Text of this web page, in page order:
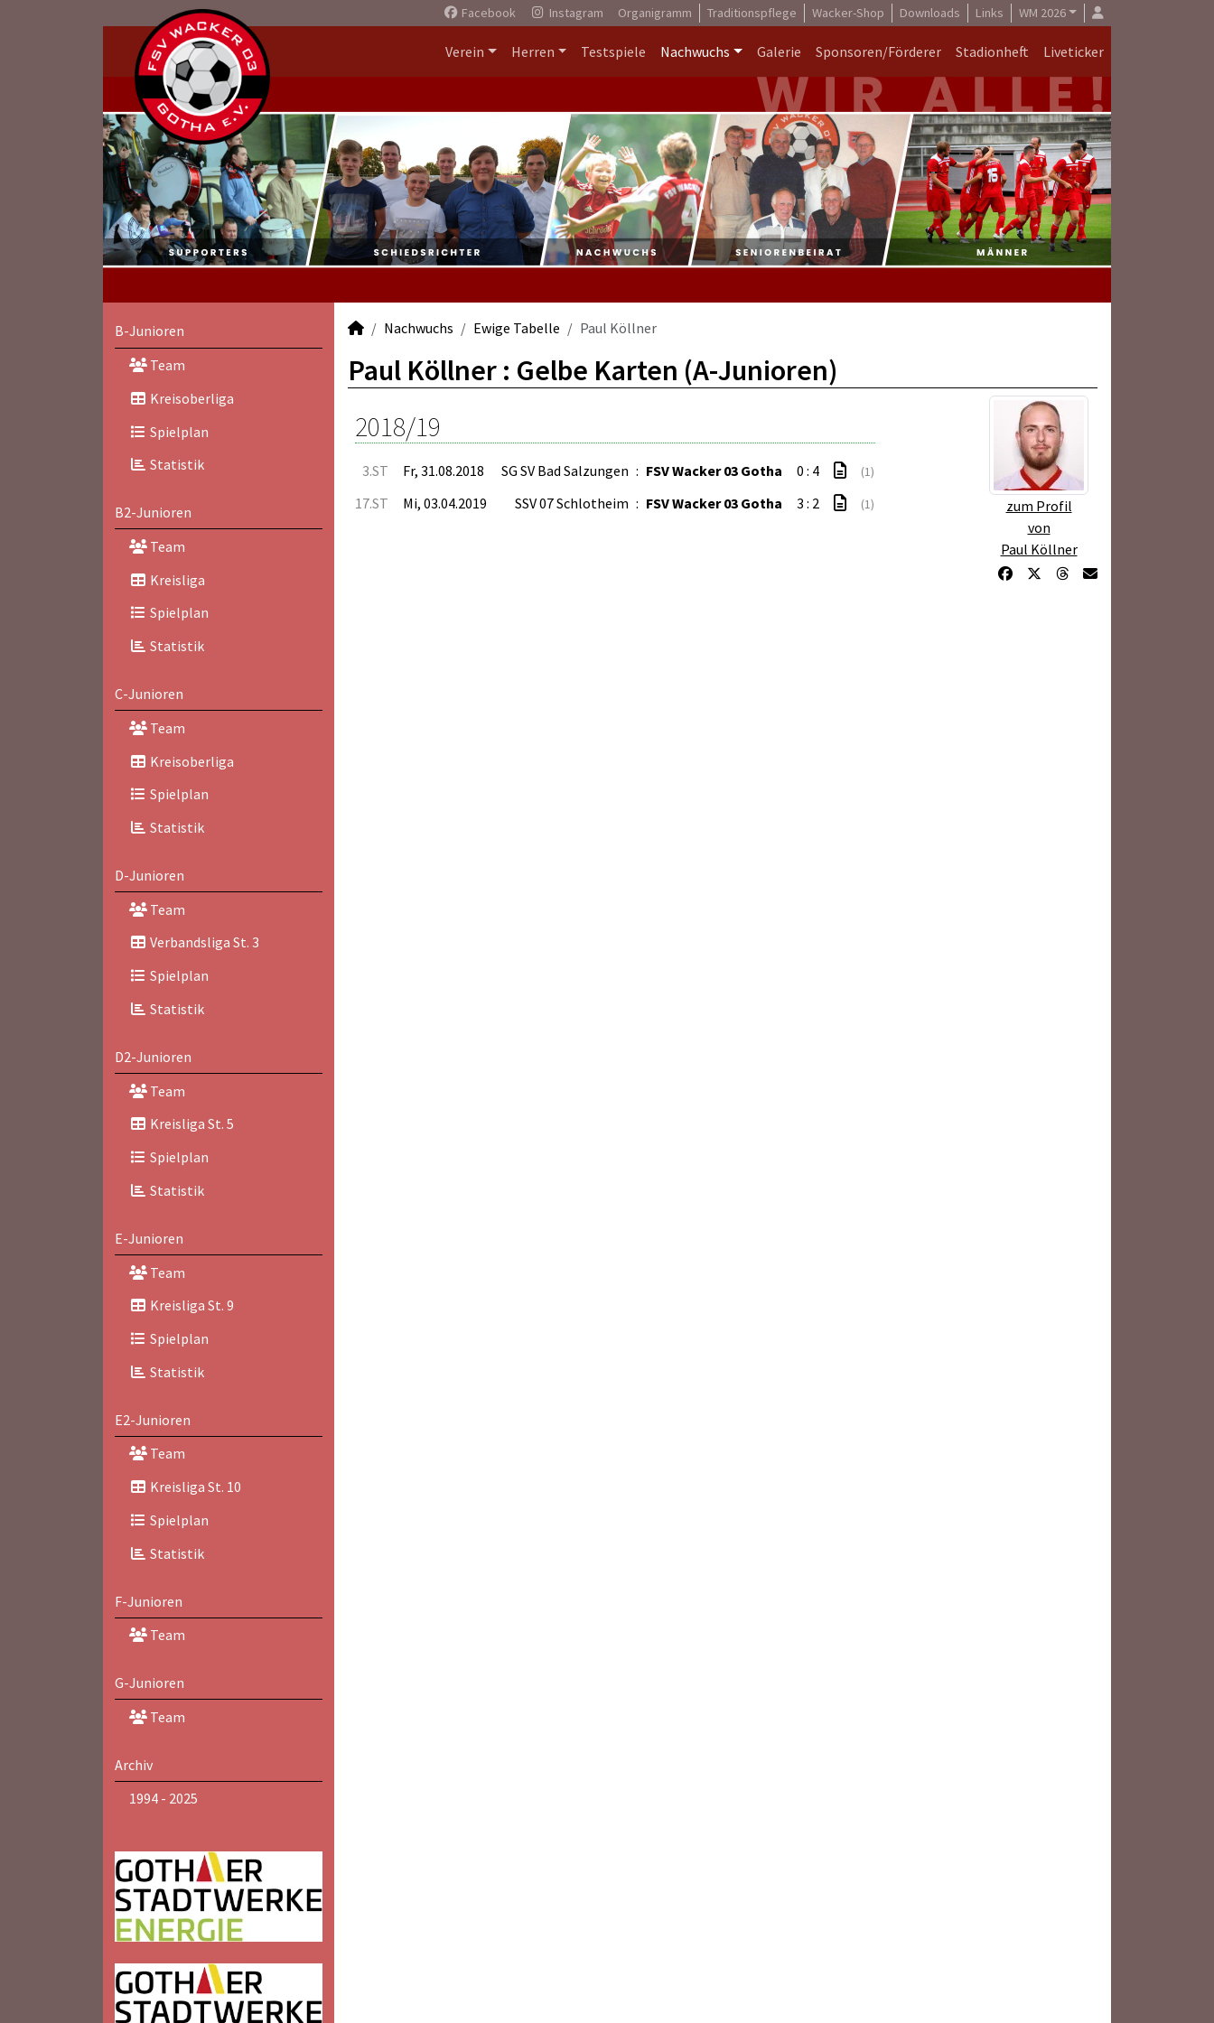
Facebook Instagram Organigramm Traditionspflege Wacker-Shop Downloads Links WM 2026
Verein Herren Testspiele Nachwuchs Galerie Sponsoren/Förderer Stadionheft Liveticker
B-Junioren
Team
Kreisoberliga
Spielplan
Statistik
B2-Junioren
Team
Kreisliga
Spielplan
Statistik
C-Junioren
Team
Kreisoberliga
Spielplan
Statistik
D-Junioren
Team
Verbandsliga St. 3
Spielplan
Statistik
D2-Junioren
Team
Kreisliga St. 5
Spielplan
Statistik
E-Junioren
Team
Kreisliga St. 9
Spielplan
Statistik
E2-Junioren
Team
Kreisliga St. 10
Spielplan
Statistik
F-Junioren
Team
G-Junioren
Team
Archiv
1994 - 2025
Nachwuchs Ewige Tabelle Paul Köllner
Paul Köllner : Gelbe Karten (A-Junioren)
zum Profil
von
Paul Köllner
2018/19
3.ST Fr, 31.08.2018 SG SV Bad Salzungen : FSV Wacker 03 Gotha 0 : 4 (1)
17.ST Mi, 03.04.2019 SSV 07 Schlotheim : FSV Wacker 03 Gotha 3 : 2 (1)